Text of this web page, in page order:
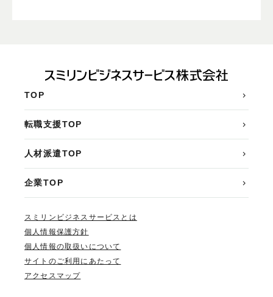
TOP
転職支援TOP
人材派遣TOP
企業TOP
スミリンビジネスサービスとは
個人情報保護方針
個人情報の取扱いについて
サイトのご利用にあたって
アクセスマップ